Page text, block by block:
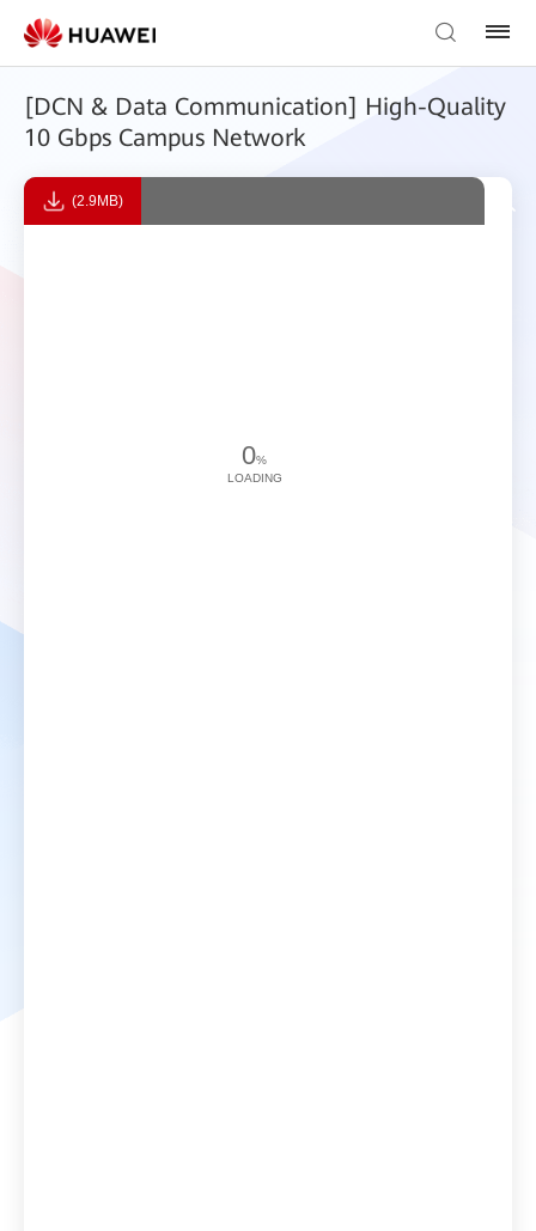
[DCN & Data Communication] High-Quality
10 Gbps Campus Network
(2.9MB)
0%
LOADING